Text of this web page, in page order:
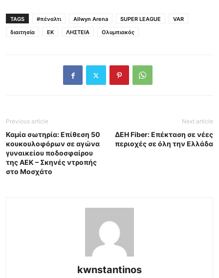
TAGS #πέναλτι Allwyn Arena SUPER LEAGUE
VAR
διαιτησία
ΕΚ ΛΗΣΤΕΙΑ Ολυμπιακός
Previous article
Καμία σωτηρία: Επίθεση 50
κουκουλοφόρων σε αγώνα
γυναικείου ποδοσφαίρου
της ΑΕΚ – Σκηνές ντροπής
στο Μοσχάτο
Next article
ΔΕΗ Fiber: Επέκταση σε νέες
περιοχές σε όλη την Ελλάδα
kwnstantinos